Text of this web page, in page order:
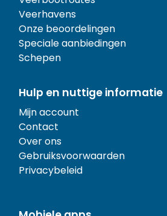
Veerhavens
Onze beoordelingen
Speciale aanbiedingen
Schepen
Hulp en nuttige informatie
Mijn account
Contact
Over ons
Gebruiksvoorwaarden
Privacybeleid